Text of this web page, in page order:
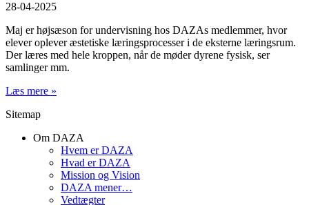
28-04-2025
Maj er højsæson for undervisning hos DAZAs medlemmer, hvor
elever oplever æstetiske læringsprocesser i de eksterne læringsrum.
Der læres med hele kroppen, når de møder dyrene fysisk, ser
samlinger mm.
Læs mere »
Sitemap
Om DAZA
Hvem er DAZA
Hvad er DAZA
Mission og Vision
DAZA mener…
Vedtægter